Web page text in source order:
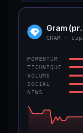
CAP. MARCHÉ
VAR. 7 J
VS ATH
−84,8 %
CONFIANCE
GRAM Gram
GRAM ·
MOMENTUM
TECHNIQUE
VOLUME
SOCIAL
NEWS